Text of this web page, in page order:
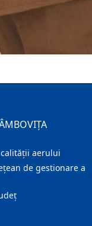
aerului
de gestionare a